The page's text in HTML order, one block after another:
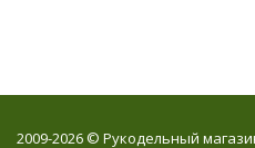
2009-2026 © Рукодельный